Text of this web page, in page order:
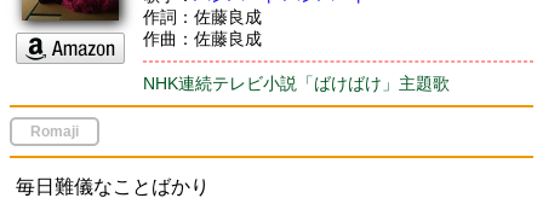
作詞：佐藤良成
作曲：佐藤良成
NHK連続テレビ小説「ばけばけ」主題歌
Romaji
毎日難儀なことばかり